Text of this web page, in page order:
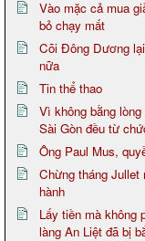
Vào mặc cả mua
bỏ chạy mất
Cõi Đông Dương
nữa
Tin thể thao
Vì không bằng
Sài Gòn đều từ
Ông Paul Mus,
Chừng tháng
hành
Lấy tiền mà không
làng An Liệt đã bị